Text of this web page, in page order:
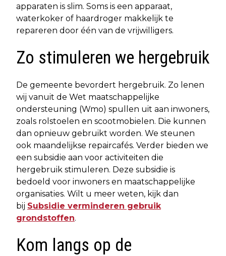
apparaten is slim. Soms is een apparaat,
waterkoker of haardroger makkelijk te
repareren door één van de vrijwilligers.
Zo stimuleren we hergebruik
De gemeente bevordert hergebruik. Zo lenen
wij vanuit de Wet maatschappelijke
ondersteuning (Wmo) spullen uit aan inwoners,
zoals rolstoelen en scootmobielen. Die kunnen
dan opnieuw gebruikt worden. We steunen
ook maandelijkse repaircafés. Verder bieden we
een subsidie aan voor activiteiten die
hergebruik stimuleren. Deze subsidie is
bedoeld voor inwoners en maatschappelijke
organisaties. Wilt u meer weten, kijk dan
bij Subsidie verminderen gebruik
grondstoffen.
Kom langs op de